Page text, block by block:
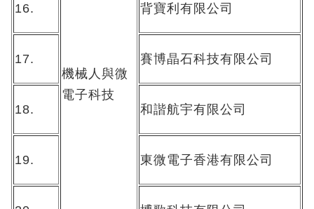
機械人與微
電子科技
16. 背寶利有限公司
17. 賽博晶石科技有限公司
18. 和諧航宇有限公司
19. 東微電子香港有限公司